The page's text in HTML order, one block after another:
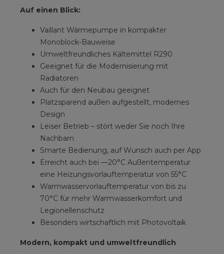
Auf einen Blick:
Vaillant Wärmepumpe in kompakter
Monoblock-Bauweise
Umweltfreundliches Kältemittel R290
Geeignet für die Modernisierung mit
Radiatoren
Auch für den Neubau geeignet
Platzsparend außen aufgestellt, modernes
Design
Leiser Betrieb – stört weder Sie noch Ihre
Nachbarn
Smarte Bedienung, auf Wunsch auch per App
Erreicht auch bei —20°C Außentemperatur
eine Heizungsvorlauftemperatur von 55°C
Warmwasservorlauftemperatur von bis zu
70°C für mehr Warmwasserkomfort und
Legionellenschutz
Besonders wirtschaftlich mit Photovoltaik
Modern, kompakt und umweltfreundlich